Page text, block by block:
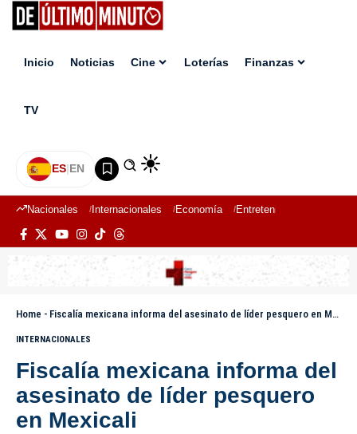
Inicio Noticias Cine Loterías Finanzas
TV
ES|EN
Nacionales Internacionales Economía Entretenimiento
Home - Fiscalía mexicana informa del asesinato de líder pesquero en Mexicali
INTERNACIONALES
Fiscalía mexicana informa del
asesinato de líder pesquero
en Mexicali